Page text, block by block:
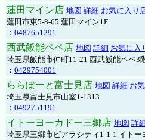
蓮田マイン店 地図 詳細 お気に入り
蓮田市東5-8-65 蓮田マイン1F
： 0487651291
西武飯能ペペ店 地図 詳細 お気に入
埼玉県飯能市仲町11-21 西武飯能ペペ3
： 0429754001
ららぽーと富士見店 地図 詳細 お
埼玉県富士見市山室1-1313
： 0492751191
イトーヨーカドー三郷店 地図 詳
埼玉県三郷市ピアラシティ1-1-1 イト